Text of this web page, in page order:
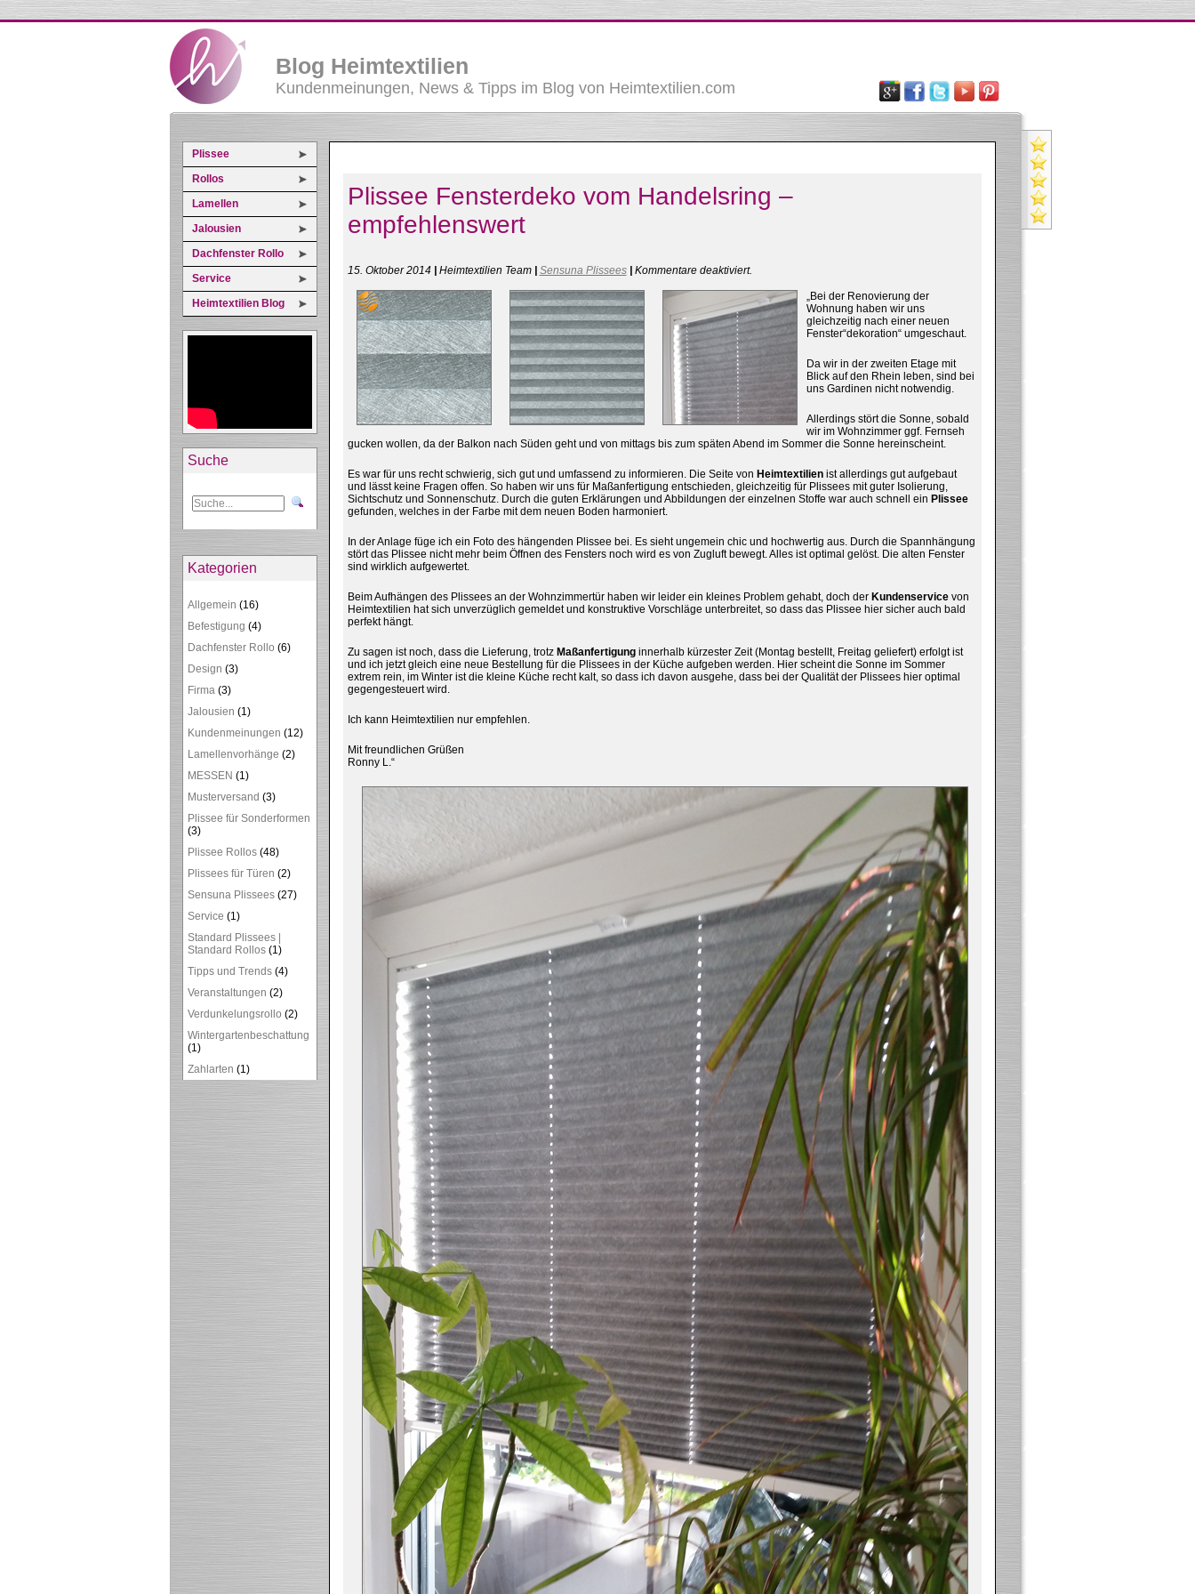
Blog Heimtextilien
Kundenmeinungen, News & Tipps im Blog von Heimtextilien.com
Plissee
Rollos
Lamellen
Jalousien
Dachfenster Rollo
Service
Heimtextilien Blog
Suche
Kategorien
Allgemein (16)
Befestigung (4)
Dachfenster Rollo (6)
Design (3)
Firma(3)
Jalousien (1)
Kundenmeinungen (12)
Lamellenvorhänge (2)
MESSEN (1)
Musterversand (3)
Plissee für Sonderformen
(3)
Plissee Rollos(48)
Plissees für Türen (2)
Sensuna Plissees(27)
Service (1)
Standard Plissees |
Standard Rollos(1)
Tipps und Trends(4)
Veranstaltungen (2)
Verdunkelungsrollo (2)
Wintergartenbeschattung
(1)
Zahlarten (1)
Plissee Fensterdeko vom Handelsring –
empfehlenswert
15. Oktober 2014 Heimtextilien Team Sensuna Plissees Kommentare deaktiviertfür
Fensterdeko
vom
Handelsring
–
empfehlenswert
.
„Bei der Renovierung der
Wohnung haben wir uns
gleichzeitig nach einer neuen
Fenster“dekoration“ umgeschaut.
Da wir in der zweiten Etage mit
Blick auf den Rhein leben, sind bei
uns Gardinen nicht notwendig.
Allerdings stört die Sonne, sobald
wir im Wohnzimmer ggf. Fernseh
gucken wollen, da der Balkon nach Süden geht und von mittags bis zum späten Abend im Sommer die Sonne hereinscheint.
Es war für uns recht schwierig, sich gut und umfassend zu informieren. Die Seite von Heimtextilienist allerdings gut aufgebaut
und lässt keine Fragen offen. So haben wir uns für Maßanfertigung entschieden, gleichzeitig für Plissees mit guter Isolierung,
Sichtschutz und Sonnenschutz. Durch die guten Erklärungen und Abbildungen der einzelnen Stoffe war auch schnell ein Plissee
gefunden, welches in der Farbe mit dem neuen Boden harmoniert.
In der Anlage füge ich ein Foto des hängenden Plissee bei. Es sieht ungemein chic und hochwertig aus. Durch die Spannhängung
stört das Plissee nicht mehr beim Öffnen des Fensters noch wird es von Zugluft bewegt. Alles ist optimal gelöst. Die alten Fenster
sind wirklich aufgewertet.
Beim Aufhängen des Plissees an der Wohnzimmertür haben wir leider ein kleines Problem gehabt, doch der Kundenservicevon
Heimtextilien hat sich unverzüglich gemeldet und konstruktive Vorschläge unterbreitet, so dass das Plissee hier sicher auch bald
perfekt hängt.
Zu sagen ist noch, dass die Lieferung, trotz Maßanfertigunginnerhalb kürzester Zeit (Montag bestellt, Freitag geliefert) erfolgt ist
und ich jetzt gleich eine neue Bestellung für die Plissees in der Küche aufgeben werden. Hier scheint die Sonne im Sommer
extrem rein, im Winter ist die kleine Küche recht kalt, so dass ich davon ausgehe, dass bei der Qualität der Plissees hier optimal
gegengesteuert wird.
Ich kann Heimtextilien nur empfehlen.
Mit freundlichen Grüßen
Ronny L.“